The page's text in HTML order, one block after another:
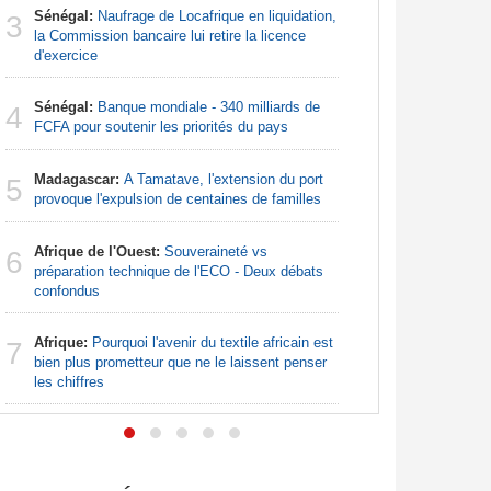
3 Sénégal: Naufrage de Locafrique en liquidation,
la Commission bancaire lui retire la licence
d'exercice
4 Sénégal: Banque mondiale - 340 milliards de
FCFA pour soutenir les priorités du pays
5 Madagascar: A Tamatave, l'extension du port
provoque l'expulsion de centaines de familles
6 Afrique de l'Ouest: Souveraineté vs
préparation technique de l'ECO - Deux débats
confondus
7 Afrique: Pourquoi l'avenir du textile africain est
bien plus prometteur que ne le laissent penser
les chiffres